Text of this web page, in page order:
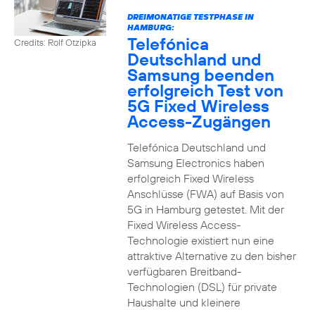
Credits: Rolf Otzipka
DREIMONATIGE TESTPHASE IN
HAMBURG:
Telefónica
Deutschland und
Samsung beenden
erfolgreich Test von
5G Fixed Wireless
Access-Zugängen
Telefónica Deutschland und
Samsung Electronics haben
erfolgreich Fixed Wireless
Anschlüsse (FWA) auf Basis von
5G in Hamburg getestet. Mit der
Fixed Wireless Access-
Technologie existiert nun eine
attraktive Alternative zu den bisher
verfügbaren Breitband-
Technologien (DSL) für private
Haushalte und kleinere